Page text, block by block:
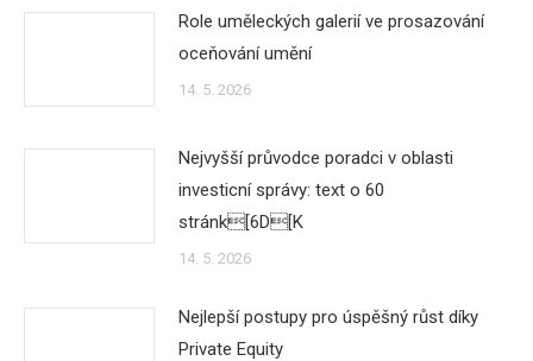
Role uměleckých galerií ve prosazování
oceňování umění
14. 5. 2026
Nejvyšší průvodce poradci v oblasti
investicní správy: text o 60
stránk[6D[K
14. 5. 2026
Nejlepší postupy pro úspěšný růst díky
Private Equity